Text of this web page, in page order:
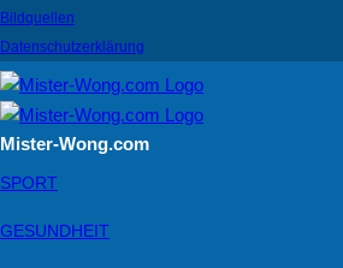
Bildquellen
Datenschutzerklärung
Mister-Wong.com
SPORT
GESUNDHEIT